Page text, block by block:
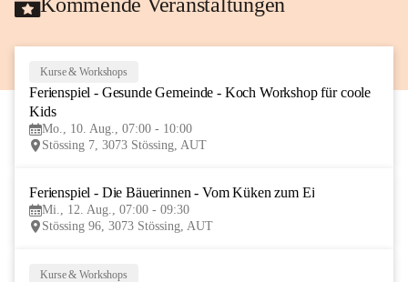
AUG
Kurse & Workshops
Ferienspiel - Gesunde Gemeinde - Koch Workshop für coole
Kids
Mo., 10. Aug., 07:00 - 10:00
Stössing 7, 3073 Stössing, AUT
Ferienspiel - Die Bäuerinnen - Vom Küken zum Ei
Mi., 12. Aug., 07:00 - 09:30
Stössing 96, 3073 Stössing, AUT
Kurse & Workshops